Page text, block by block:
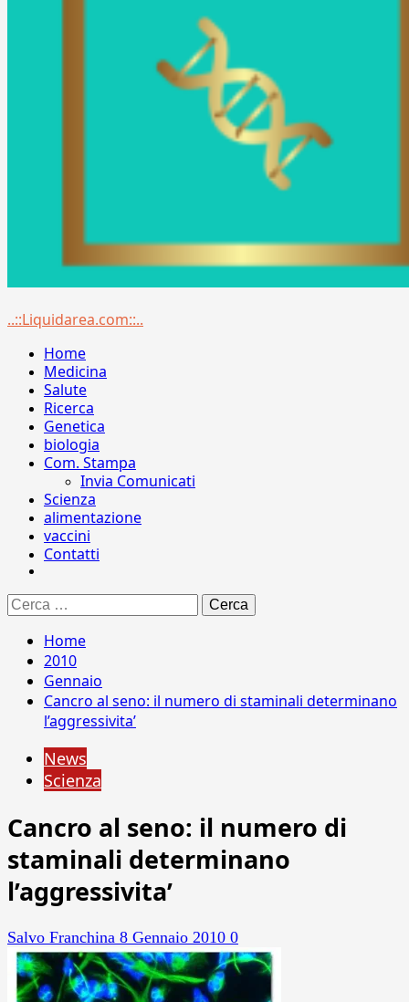
Menu
..::Liquidarea.com::..
Home
Medicina
Salute
Ricerca
Genetica
biologia
Com. Stampa
Invia Comunicati
Scienza
alimentazione
vaccini
Contatti
Ricerca
per:
Home
2010
Gennaio
Cancro al seno: il numero di staminali determinano
l’aggressivita’
News
Scienza
Cancro al seno: il numero di
staminali determinano
l’aggressivita’
Salvo Franchina 8 Gennaio 2010 0